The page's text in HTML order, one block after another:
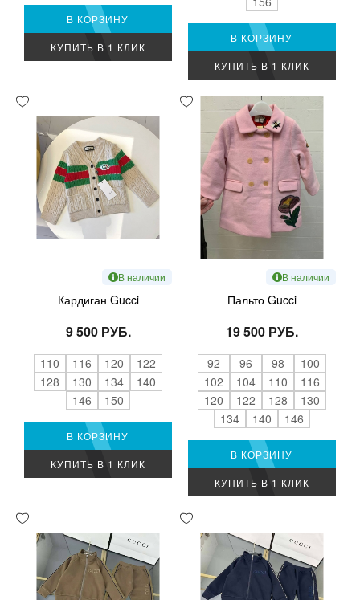
В КОРЗИНУ
КУПИТЬ В 1 КЛИК
В КОРЗИНУ
КУПИТЬ В 1 КЛИК
В наличии
Кардиган Gucci
9 500 РУБ.
110 116 120
122
128
130 134
140
146
150
В КОРЗИНУ
КУПИТЬ В 1 КЛИК
В наличии
Пальто Gucci
19 500 РУБ.
92 96 98
100
102
104 110
116
120
122 128
130
134
140 146
В КОРЗИНУ
КУПИТЬ В 1 КЛИК